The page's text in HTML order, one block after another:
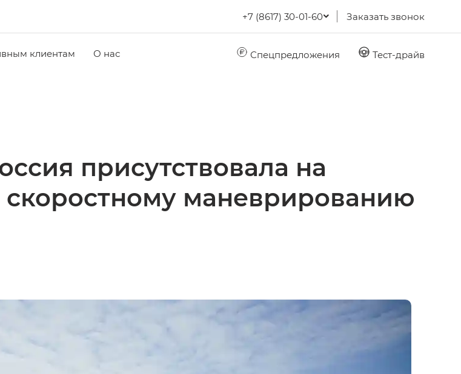
+7 (8617) 30-01-60 Заказать звонок
клиентам О нас Спецпредложения Тест-драйв
присутствовала на
маневрированию